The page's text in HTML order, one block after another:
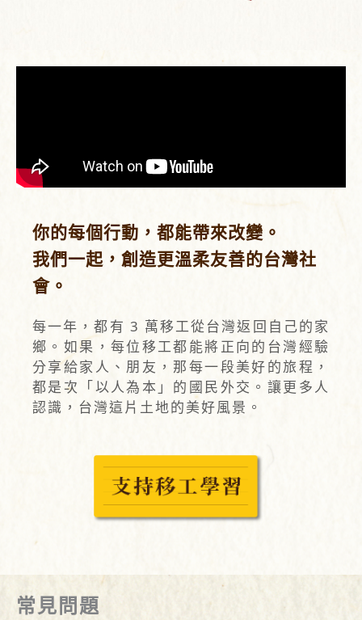
你的每個行動，都能帶來改變。
我們一起，創造更溫柔友善的台灣社
會。
每一年，都有 3 萬移工從台灣返回自己的家
鄉。如果，每位移工都能將正向的台灣經驗
分享給家人、朋友，那每一段美好的旅程，
都是次「以人為本」的國民外交。讓更多人
認識，台灣這片土地的美好風景。
常見問題